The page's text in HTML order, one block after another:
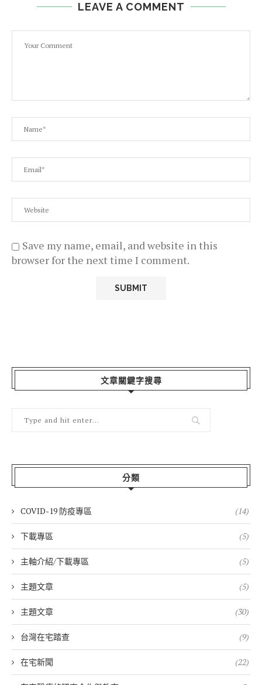
LEAVE A COMMENT
Save my name, email, and website in this
browser for the next time I comment.
文章關鍵字搜尋
分類
COVID-19 防疫專區 (14)
下載專區 (5)
主軸介紹/下載專區 (5)
主題文章 (5)
主題文章 (30)
台灣在宅踏查 (9)
在宅新聞 (22)